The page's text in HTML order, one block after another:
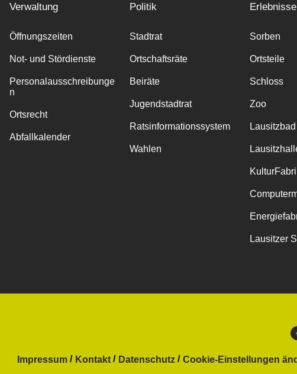
Verwaltung
Öffnungszeiten
Not- und Stördienste
Personalausschreibunge
n
Ortsrecht
Abfallkalender
Politik
Stadtrat
Ortschaftsräte
Beiräte
Jugendstadtrat
Ratsinformationssystem
Wahlen
Erlebnisse
Sorben
Ortsteile
Schloss
Zoo
Lausitzbad
Lausitzer
Impressum Kontakt Datenschutz Cookie-Einstellungen